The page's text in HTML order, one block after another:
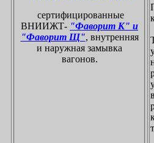
сертифицированные
ВНИИЖТ- "Фаворит К" и
"Фаворит Щ", внутренняя
и наружная замывка
вагонов.